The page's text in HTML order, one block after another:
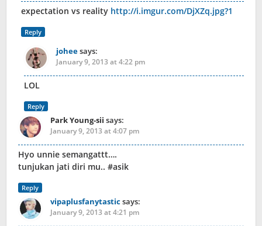
expectation vs reality http://i.imgur.com/DjXZq.jpg?1
Reply
joheesays:
January 9, 2013 at 4:22 pm
LOL
Reply
Park Young-sii says:
January 9, 2013 at 4:07 pm
Hyo unnie semangattt….
tunjukan jati diri mu.. #asik
Reply
vipaplusfanytasticsays:
January 9, 2013 at 4:21 pm